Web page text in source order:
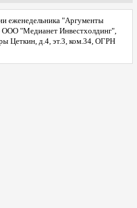
еженедельника "Аргументы
ООО "Медианет Инвестхолдинг",
Цеткин, д.4, эт.3, ком.34, ОГРН